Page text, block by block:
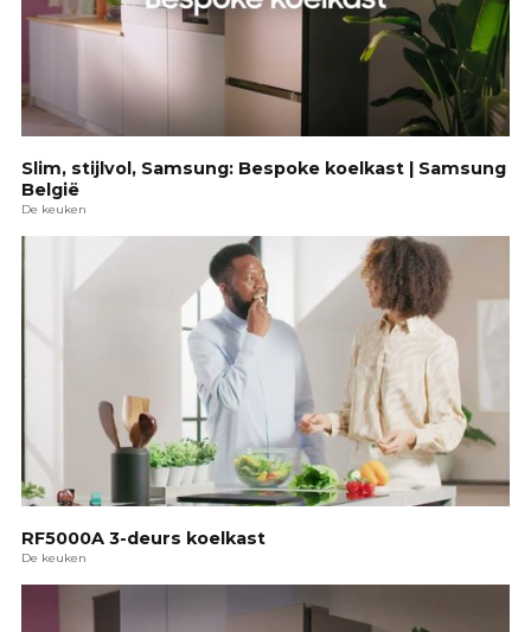
Slim, stijlvol, Samsung: Bespoke koelkast | Samsung
België
De keuken
RF5000A 3-deurs koelkast
De keuken